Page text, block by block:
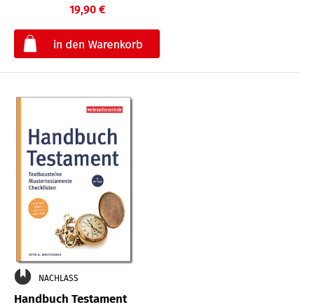
19,90 €
NACHLASS
Handbuch Testament